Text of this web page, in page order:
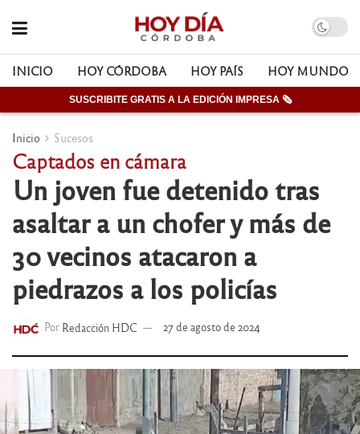
INICIO HOY CÓRDOBA HOY PAÍS HOY MUNDO
SUSCRIBITE GRATIS A LA EDICIÓN IMPRESA 🗞
Inicio Sucesos
Captados en cámara
Un joven fue detenido tras
asaltar a un chofer y más de
30 vecinos atacaron a
piedrazos a los policías
Por Redacción HDC 27 de agosto de 2024